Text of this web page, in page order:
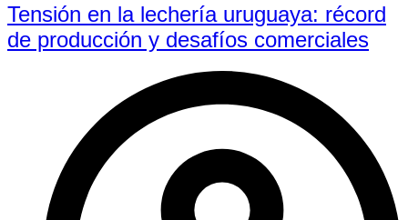
Tensión en la lechería uruguaya: récord
de producción y desafíos comerciales